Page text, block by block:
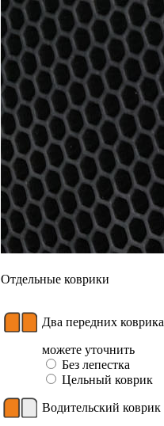
Отдельные коврики
Два передних коврика
можете уточнить
Без лепестка
Цельный коврик
Водительский коврик